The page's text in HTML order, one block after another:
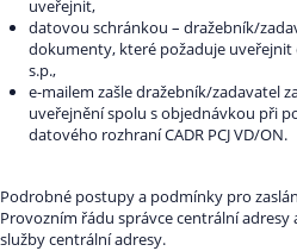
uveřejnit,
datovou schránkou – dražebník/
dokumenty, které požaduje uveřejnit
s.p.,
e-mailem zašle dražebník/zadavatel
uveřejnění spolu s objednávkou při
datového rozhraní CADR PCJ VD/ON.
Podrobné postupy a podmínky pro
Provozním řádu správce centrální
služby centrální adresy.